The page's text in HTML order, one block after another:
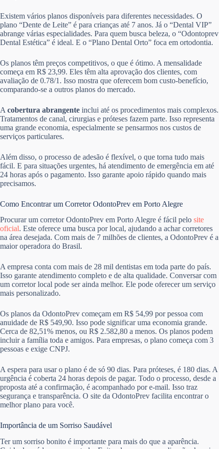
Existem vários planos disponíveis para diferentes necessidades. O
plano “Dente de Leite” é para crianças até 7 anos. Já o “Dental VIP”
abrange várias especialidades. Para quem busca beleza, o “Odontoprev
Dental Estética” é ideal. E o “Plano Dental Orto” foca em ortodontia.
Os planos têm preços competitivos, o que é ótimo. A mensalidade
começa em R$ 23,99. Eles têm alta aprovação dos clientes, com
avaliação de 0.78/1. Isso mostra que oferecem bom custo-benefício,
comparando-se a outros planos do mercado.
A cobertura abrangente inclui até os procedimentos mais complexos.
Tratamentos de canal, cirurgias e próteses fazem parte. Isso representa
uma grande economia, especialmente se pensarmos nos custos de
serviços particulares.
Além disso, o processo de adesão é flexível, o que torna tudo mais
fácil. E para situações urgentes, há atendimento de emergência em até
24 horas após o pagamento. Isso garante apoio rápido quando mais
precisamos.
Como Encontrar um Corretor OdontoPrev em Porto Alegre
Procurar um corretor OdontoPrev em Porto Alegre é fácil pelo site
oficial. Este oferece uma busca por local, ajudando a achar corretores
na área desejada. Com mais de 7 milhões de clientes, a OdontoPrev é a
maior operadora do Brasil.
A empresa conta com mais de 28 mil dentistas em toda parte do país.
Isso garante atendimento completo e de alta qualidade. Conversar com
um corretor local pode ser ainda melhor. Ele pode oferecer um serviço
mais personalizado.
Os planos da OdontoPrev começam em R$ 54,99 por pessoa com
anuidade de R$ 549,90. Isso pode significar uma economia grande.
Cerca de 82,51% menos, ou R$ 2.582,80 a menos. Os planos podem
incluir a família toda e amigos. Para empresas, o plano começa com 3
pessoas e exige CNPJ.
A espera para usar o plano é de só 90 dias. Para próteses, é 180 dias. A
urgência é coberta 24 horas depois de pagar. Todo o processo, desde a
proposta até a confirmação, é acompanhado por e-mail. Isso traz
segurança e transparência. O site da OdontoPrev facilita encontrar o
melhor plano para você.
Importância de um Sorriso Saudável
Ter um sorriso bonito é importante para mais do que a aparência.